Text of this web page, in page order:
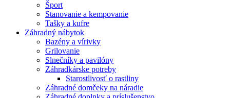
Šport
Stanovanie a kempovanie
Tašky a kufre
Záhradný nábytok
Bazény a vírivky
Grilovanie
Slnečníky a pavilóny
Záhradkárske potreby
Starostlivosť o rastliny
Záhradné domčeky na náradie